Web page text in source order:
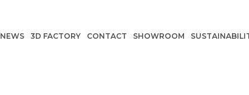
NEWS 3D FACTORY CONTACT SHOWROOM